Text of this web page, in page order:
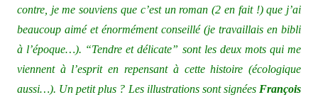
contre, je me souviens que c’est un roman (2 en fait !) que j’ai
beaucoup aimé et énormément conseillé (je travaillais en bibli
à l’époque…). “Tendre et délicate” sont les deux mots qui me
viennent à l’esprit en repensant à cette histoire (écologique
aussi…). Un petit plus ? Les illustrations sont signées François